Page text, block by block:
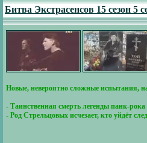
Битва Экстрасенсов 15 сезон
Новые, невероятно сложные испытания,
- Таинственная смерть легенды панк-
- Род Стрельцовых исчезает, кто уйдёт